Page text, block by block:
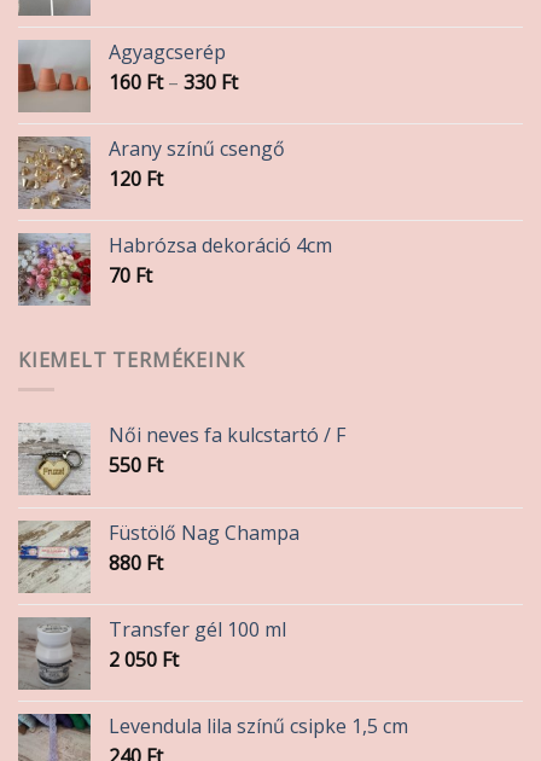
Agyagcserép
160 Ft – 330 FtÁrtartomány:
-
330 Ft
Arany színű csengő
120 Ft
Habrózsa dekoráció 4cm
70 Ft
KIEMELT TERMÉKEINK
Női neves fa kulcstartó / F
550 Ft
Füstölő Nag Champa
880 Ft
Transfer gél 100 ml
2 050 Ft
Levendula lila színű csipke 1,5 cm